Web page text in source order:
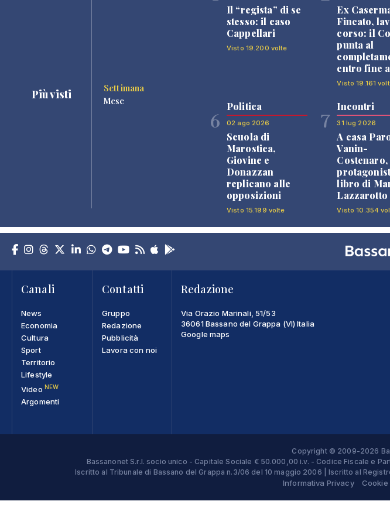
Più visti
Settimana
Mese
Il “regista” di se
stesso: il caso
Cappellari
Visto 19.200 volte
Ex
Fincato,
corso: il
punta al
entro fine
Visto 19.161
6
Politica
02 ago 2026
Scuola di
Marostica,
Giovine e
Donazzan
replicano alle
opposizioni
Visto 15.199 volte
7
Incontri
31 lug 2026
A casa
Vanin-
Costenaro,
libro di
Lazzarotto
Visto 10.354
Canali
News
Economia
Cultura
Sport
Territorio
Lifestyle
Video NEW
Argomenti
Contatti
Gruppo
Redazione
Pubblicità
Lavora con noi
Redazione
Via Orazio Marinali, 51/53
36061 Bassano del Grappa (VI) Italia
Google maps
Copyright © 2009-2026
Bassanonet S.r.l. socio unico - Capitale Sociale € 50.000,00 i.v. - Codice Fiscale e
Iscritto al Tribunale di Bassano del Grappa n.3/06 del 10 maggio 2006 | Iscritto al
Informativa Privacy Cookie